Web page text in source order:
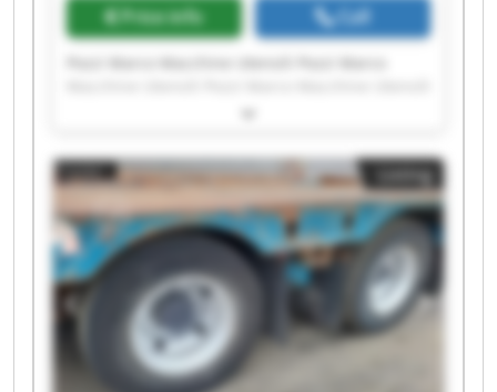
Price info Call
Pozzi Marco Macchine Utensili Pozzi Marco
Pozzi Marco Macchine Utensili Pozzi Marco
Pozzi Marco Macchine Utensili Pozzi Marco
Macchine Utensili Pozzi Marco Macchine Utensili
Pozzi Marco Macchine Utensili Pozzi Marco
Macchine Utensili Pozzi Marco Macchine Utensili
Pozzi Marco Macchine Utensili Pozzi Marco
Macchine Utensili Pozzi Marco Macchine Utensili
Pozzi Marco Macchine Utensili Pozzi Marco
Macchine Utensili Pozzi Marco Macchine Utensili
Pozzi Marco Macchine Utensili Pozzi Marco
Macchine Utensili
Listing